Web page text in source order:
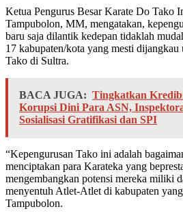
Ketua Pengurus Besar Karate Do Tako
Tampubolon, MM, mengatakan,
baru saja dilantik kedepan tidaklah
17 kabupaten/kota yang mesti dijangkau
Tako di Sultra.
BACA JUGA: Tingkatkan
Korupsi Dini Para ASN,
Sosialisasi Gratifikasi dan SPI
“Kepengurusan Tako ini adalah
menciptakan para Karateka yang
mengembangkan potensi mereka miliki
menyentuh Atlet-Atlet di kabupaten
Tampubolon.